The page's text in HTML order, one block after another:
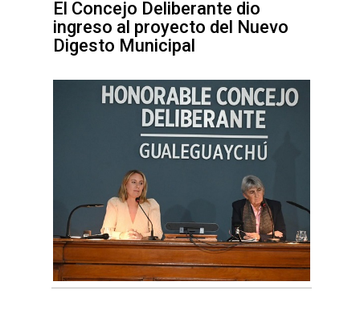
El Concejo Deliberante dio
ingreso al proyecto del Nuevo
Digesto Municipal